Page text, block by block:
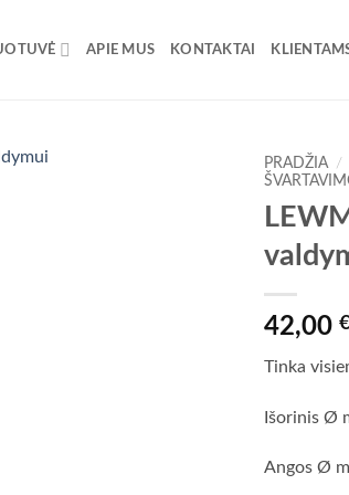
APIE MUS KONTAKTAI
PRADŽIA /
42,00 €
Tinka
Išorinis Ø
Angos Ø